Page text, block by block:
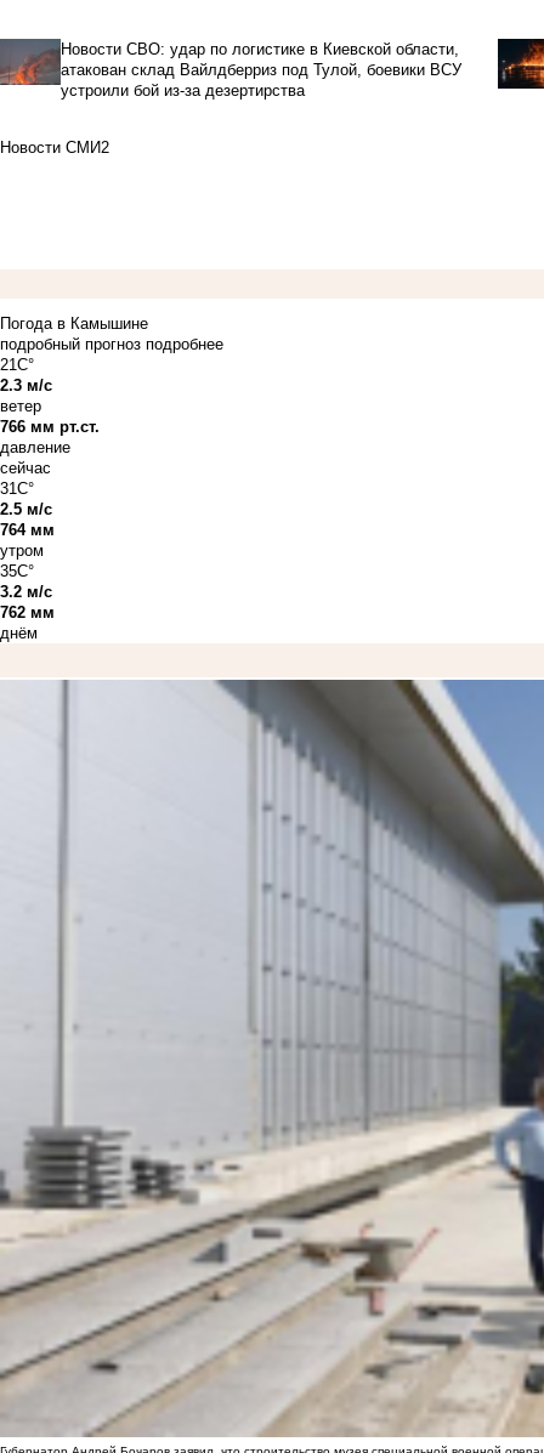
Новости СВО: удар по логистике в Киевской области,
атакован склад Вайлдберриз под Тулой, боевики ВСУ
устроили бой из-за дезертирства
Новости СМИ2
Погода в Камышине
подробный прогноз подробнее
21C°
2.3 м/с
ветер
766 мм рт.ст.
давление
сейчас
31C°
2.5 м/с
764 мм
утром
35C°
3.2 м/с
762 мм
днём